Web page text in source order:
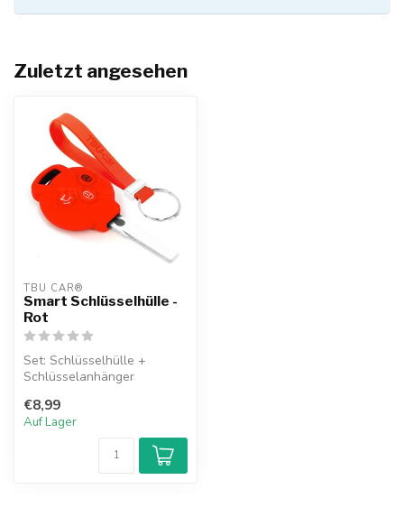
Zuletzt angesehen
TBU CAR®
Smart Schlüsselhülle -
Rot
Set: Schlüsselhülle +
Schlüsselanhänger
€8,99
Auf Lager